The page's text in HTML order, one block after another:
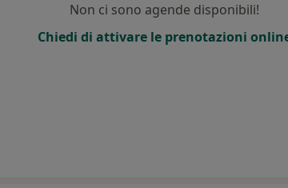
Non ci sono agende disponibili!
Chiedi di attivare le prenotazioni